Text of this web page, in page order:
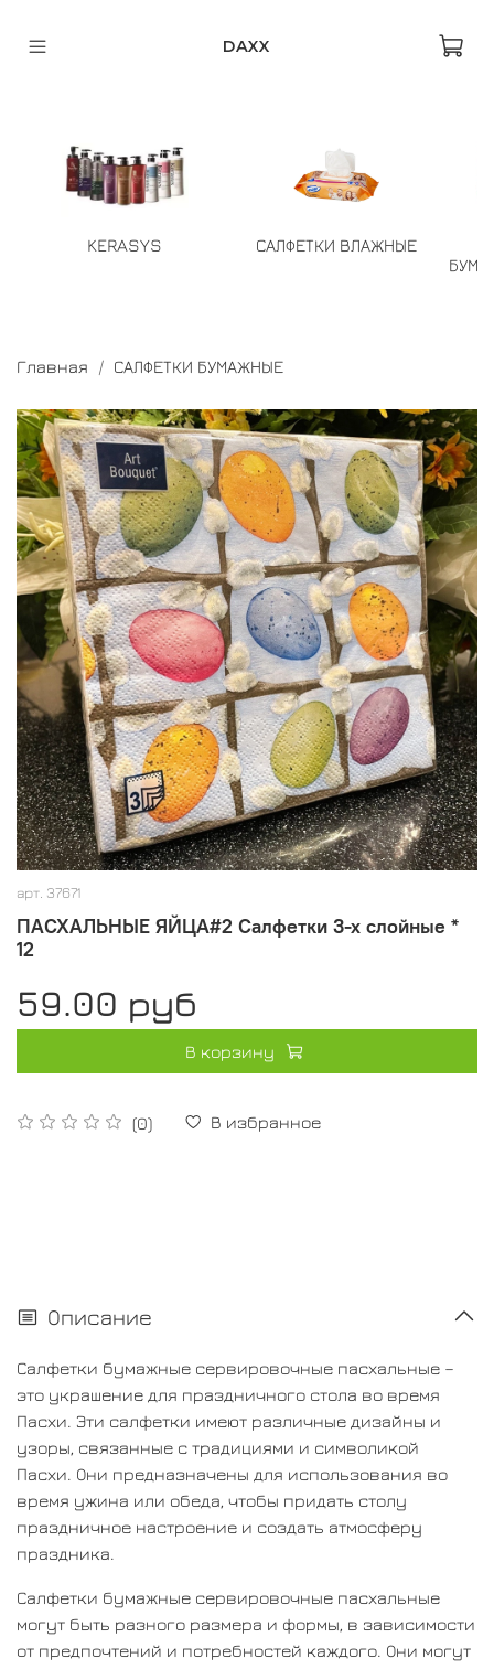
DAXX
KERASYS
САЛФЕТКИ ВЛАЖНЫЕ
Главная САЛФЕТКИ БУМАЖНЫЕ
арт. 37671
ПАСХАЛЬНЫЕ ЯЙЦА#2 Салфетки 3-х слойные *
12
(0) В избранное
59.00 руб
В корзину
Описание
Салфетки бумажные сервировочные пасхальные –
это украшение для праздничного стола во время
Пасхи. Эти салфетки имеют различные дизайны и
узоры, связанные с традициями и символикой
Пасхи. Они предназначены для использования во
время ужина или обеда, чтобы придать столу
праздничное настроение и создать атмосферу
праздника.
Салфетки бумажные сервировочные пасхальные
могут быть разного размера и формы, в зависимости
от предпочтений и потребностей каждого. Они могут